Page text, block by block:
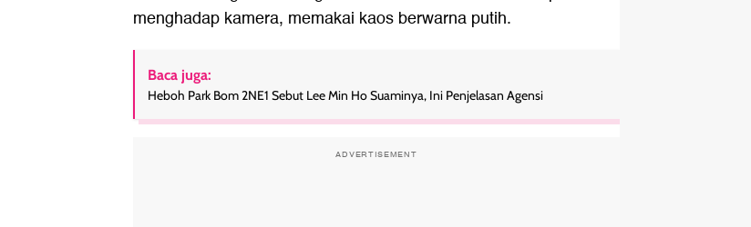
menghadap kamera, memakai kaos berwarna putih.
Baca juga:
Heboh Park Bom 2NE1 Sebut Lee Min Ho Suaminya, Ini Penjelasan Agensi
ADVERTISEMENT